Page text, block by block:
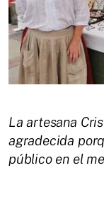
La artesana
agradecida
público en el